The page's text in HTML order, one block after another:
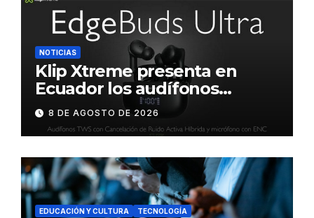
NOTICIAS
Klip Xtreme presenta en
Ecuador los audífonos
DynaBuds con sonido
inteligente y control táctil
8 DE AGOSTO DE 2026
EDUCACIÓN Y CULTURA TECNOLOGÍA